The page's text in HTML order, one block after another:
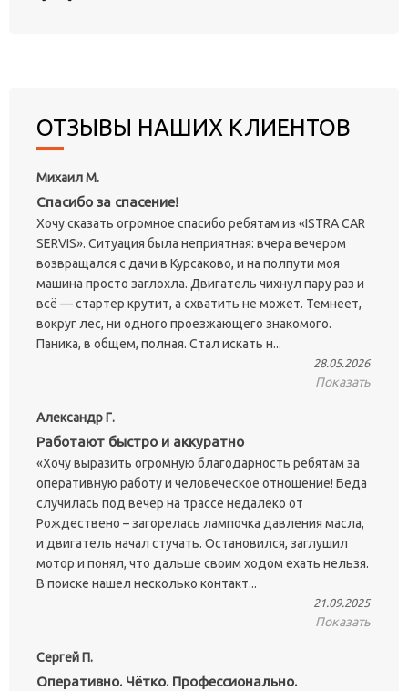
ОТЗЫВЫ НАШИХ КЛИЕНТОВ
Михаил М.
Спасибо за спасение!
Хочу сказать огромное спасибо ребятам из «ISTRA CAR
SERVIS». Ситуация была неприятная: вчера вечером
возвращался с дачи в Курсаково, и на полпути моя
машина просто заглохла. Двигатель чихнул пару раз и
всё — стартер крутит, а схватить не может. Темнеет,
вокруг лес, ни одного проезжающего знакомого.
Паника, в общем, полная. Стал искать н...
28.05.2026
Показать
Александр Г.
Работают быстро и аккуратно
«Хочу выразить огромную благодарность ребятам за
оперативную работу и человеческое отношение! Беда
случилась под вечер на трассе недалеко от
Рождествено – загорелась лампочка давления масла,
и двигатель начал стучать. Остановился, заглушил
мотор и понял, что дальше своим ходом ехать нельзя.
В поиске нашел несколько контакт...
21.09.2025
Показать
Сергей П.
Оперативно. Чётко. Профессионально.